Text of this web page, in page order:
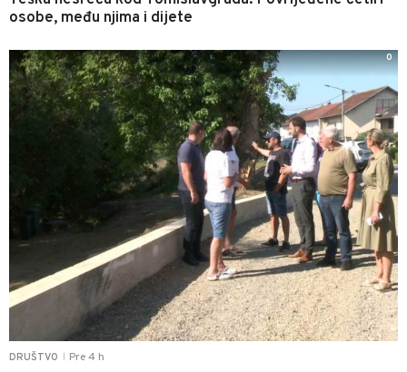
osobe, među njima i dijete
DRUŠTVO Pre 4 h
0